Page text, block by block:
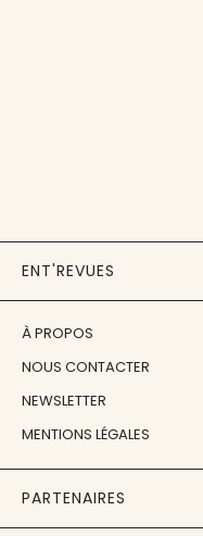
ENT'REVUES
À PROPOS
NOUS CONTACTER
NEWSLETTER
MENTIONS LÉGALES
PARTENAIRES